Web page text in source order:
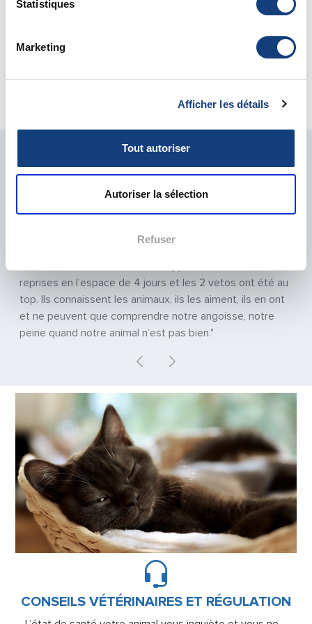
Statistiques
Marketing
Afficher les détails
Tout autoriser
Autoriser la sélection
Refuser
Urgence Vétérinaire Val de Marne – 94
Urgence Vétérinaire Oise – 60
LA SATISFACTION DE NOS PATIENTS EST
NOTRE PRIORITÉ
PreviousNext
"Un service de qualité avec une écoute, de la
reprises en l’espace de 4 jours et les 2 vetos ont été au
top. Ils connaissent les animaux, ils les aiment, ils en ont
et ne peuvent que comprendre notre angoisse, notre
peine quand notre animal n’est pas bien."
Previous
CONSEILS VÉTÉRINAIRES ET RÉGULATION